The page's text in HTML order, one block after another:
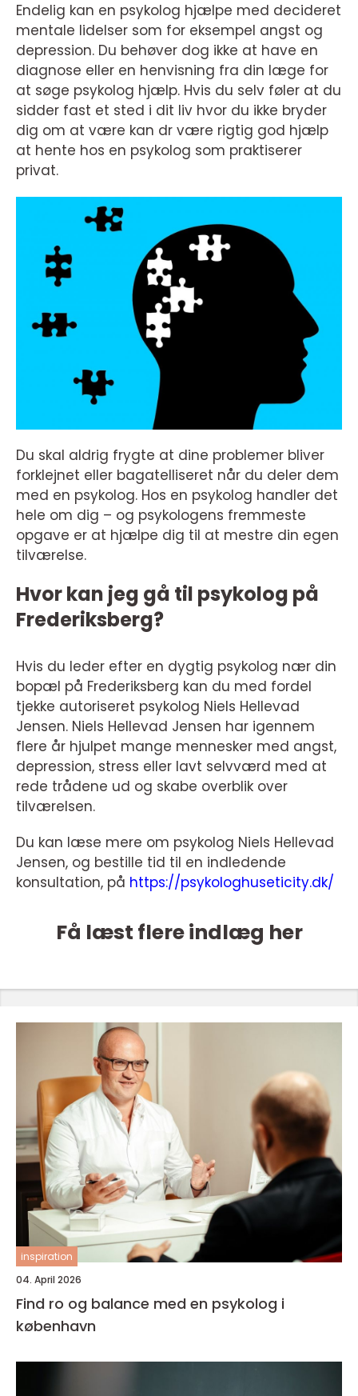
Endelig kan en psykolog hjælpe med decideret
mentale lidelser som for eksempel angst og
depression. Du behøver dog ikke at have en
diagnose eller en henvisning fra din læge for
at søge psykolog hjælp. Hvis du selv føler at du
sidder fast et sted i dit liv hvor du ikke bryder
dig om at være kan dr være rigtig god hjælp
at hente hos en psykolog som praktiserer
privat.
Du skal aldrig frygte at dine problemer bliver
forklejnet eller bagatelliseret når du deler dem
med en psykolog. Hos en psykolog handler det
hele om dig – og psykologens fremmeste
opgave er at hjælpe dig til at mestre din egen
tilværelse.
Hvor kan jeg gå til psykolog på
Frederiksberg?
Hvis du leder efter en dygtig psykolog nær din
bopæl på Frederiksberg kan du med fordel
tjekke autoriseret psykolog Niels Hellevad
Jensen. Niels Hellevad Jensen har igennem
flere år hjulpet mange mennesker med angst,
depression, stress eller lavt selvværd med at
rede trådene ud og skabe overblik over
tilværelsen.
Du kan læse mere om psykolog Niels Hellevad
Jensen, og bestille tid til en indledende
konsultation, på https://psykologhuseticity.dk/
Få læst flere indlæg her
inspiration
04. April 2026
Find ro og balance med en psykolog i
københavn